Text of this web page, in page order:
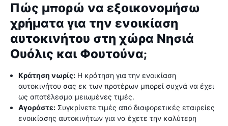
Πώς μπορώ να εξοικονομήσω
χρήματα για την ενοικίαση
αυτοκινήτου στη χώρα Νησιά
Ουόλις και Φουτούνα;
Κράτηση νωρίς: Η κράτηση για την ενοικίαση
αυτοκινήτου σας εκ των προτέρων μπορεί συχνά να έχει
ως αποτέλεσμα μειωμένες τιμές.
Αγοράστε: Συγκρίνετε τιμές από διαφορετικές εταιρείες
ενοικίασης αυτοκινήτων για να έχετε την καλύτερη